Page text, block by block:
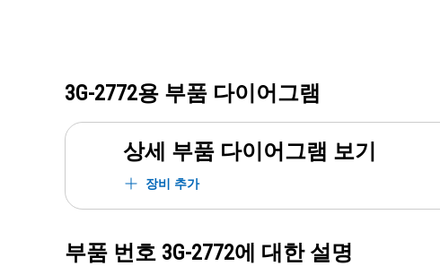
3G-2772용 부품 다이어그램
상세 부품 다이어그램 보기
장비 추가
부품 번호 3G-2772에 대한 설명